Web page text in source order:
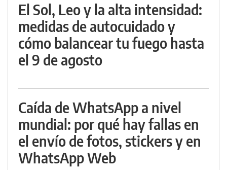
El Sol, Leo y la alta intensidad:
medidas de autocuidado y
cómo balancear tu fuego hasta
el 9 de agosto
Caída de WhatsApp a nivel
mundial: por qué hay fallas en
el envío de fotos, stickers y en
WhatsApp Web